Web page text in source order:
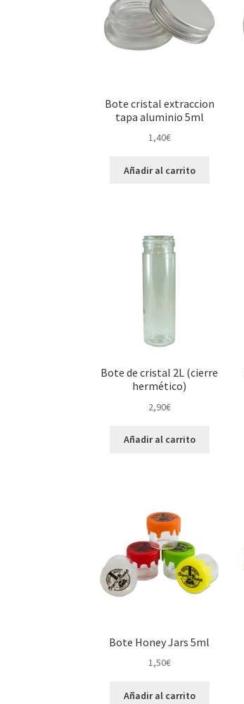
Bote cristal extraccion
tapa aluminio 5ml
1,40€
Añadir al carrito
Bote de cristal 2L (cierre
hermético)
2,90€
Añadir al carrito
Bote Honey Jars 5ml
1,50€
Añadir al carrito